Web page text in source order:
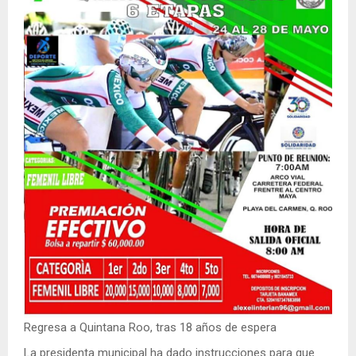
Regresa a Quintana Roo, tras 18 años de espera
La presidenta municipal ha dado instrucciones para que